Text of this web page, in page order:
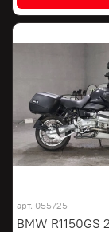
арт. 055725
BMW R1150GS